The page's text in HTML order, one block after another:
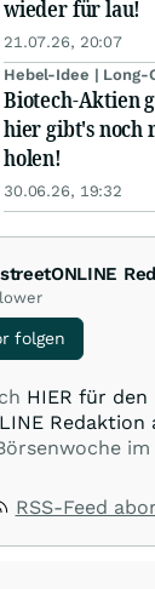
wieder für lau!
21.07.26, 20:07
Hebel-Idee | Long-
Biotech-Aktien
hier gibt's noch
holen!
30.06.26, 19:32
folgen
HIER für
Redaktion
kein
RSS-Feed